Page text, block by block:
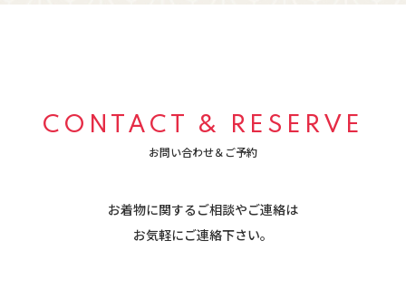
CONTACT & RESERVE
お問い合わせ＆ご予約
お着物に関するご相談やご連絡は
​​​​​​​お気軽にご連絡下さい。